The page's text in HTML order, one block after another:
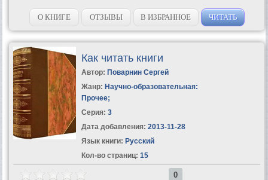
О КНИГЕ ОТЗЫВЫ В ИЗБРАННОЕ ЧИТАТЬ
Как читать книги
Автор: Поварнин Сергей
Жанр: Научно-образовательная:
Прочее;
Серия: 3
Дата добавления: 2013-11-28
Язык книги: Русский
Кол-во страниц: 15
0